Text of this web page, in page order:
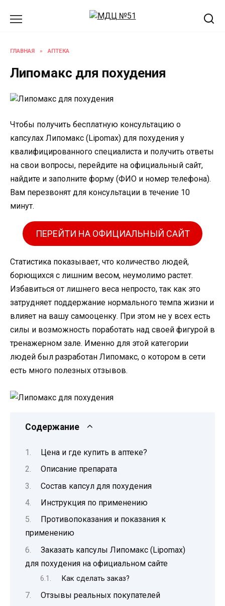
ГЛАВНАЯ » АПТЕКА
Липомакс для похудения
Чтобы получить бесплатную консультацию о
капсулах Липомакс (Lipomax) для похудения у
квалифицированного специалиста и получить ответы
на свои вопросы, перейдите на официальный сайт,
найдите и заполните форму (ФИО и номер телефона).
Вам перезвонят для консультации в течение 10
минут.
ПЕРЕЙТИ НА ОФИЦИАЛЬНЫЙ САЙТ
Статистика показывает, что количество людей,
борющихся с лишним весом, неумолимо растет.
Избавиться от лишнего веса непросто, так как это
затрудняет поддержание нормального темпа жизни и
влияет на вашу самооценку. При этом не у всех есть
силы и возможность поработать над своей фигурой в
тренажерном зале. Именно для этой категории
людей был разработан Липомакс, о котором в сети
есть много полезных отзывов.
Содержание
Цена и где купить в аптеке?
Описание препарата
Состав капсул для похудения
Инструкция по применению
Противопоказания и показания к
применению
Заказать капсулы Липомакс (Lipomax)
для похудения на официальном сайте
Как сделать заказ?
Отзывы реальных покупателей